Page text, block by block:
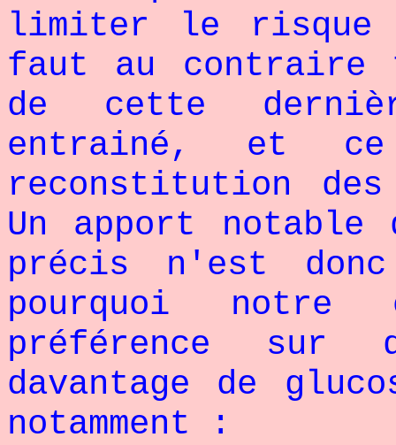
limiter le
faut au contraire
de cette
entrainé, et
reconstitution
Un apport notable
précis n'est
pourquoi
préférence sur
davantage de
notamment :